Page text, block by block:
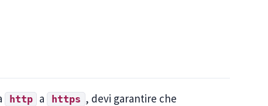
http a https , devi garantire che